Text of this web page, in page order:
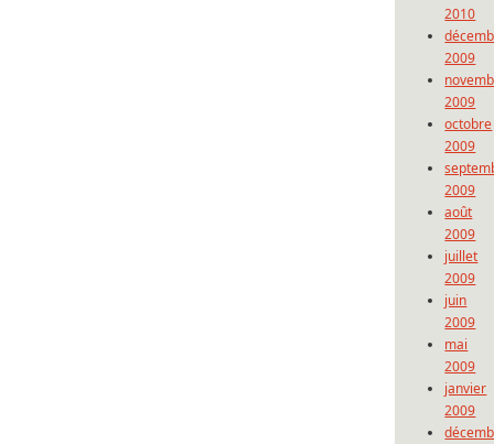
2010
2009
2009
octobre
2009
2009
août
2009
juillet
2009
juin
2009
mai
2009
janvier
2009